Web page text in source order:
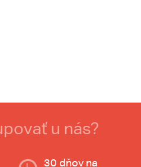
u nás?
30 dňov na